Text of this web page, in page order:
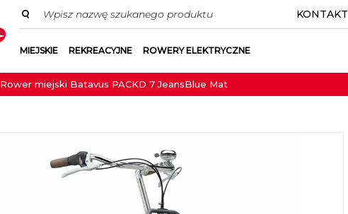
MIEJSKIE REKREACYJNE ROWERY ELEKTRYCZNE
KONTAKT
Rower miejski Batavus PACKD 7 JeansBlue Mat